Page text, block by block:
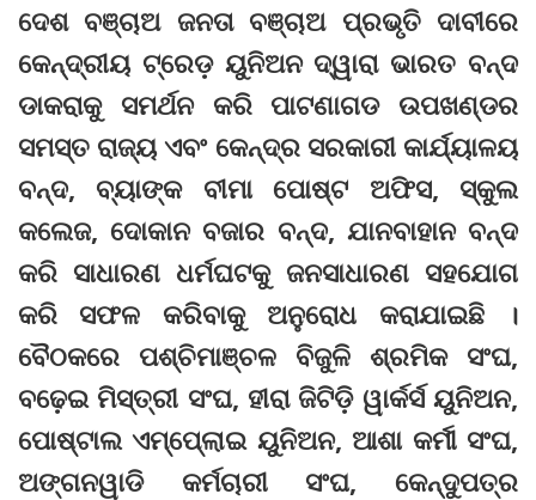
ଦେଶ ବଞ୍ଚାଅ ଜନତା ବଞ୍ଚାଅ ପ୍ରଭୃତି ଦାବୀରେ
କେନ୍ଦ୍ରୀୟ ଟ୍ରେଡ଼ ୟୁନିଅନ ଦ୍ୱାରା ଭାରତ ବନ୍ଦ
ଡାକରାକୁ ସମର୍ଥନ କରି ପାଟଣାଗଡ ଉପଖଣ୍ଡର
ସମସ୍ତ ରାଜ୍ୟ ଏବଂ କେନ୍ଦ୍ର ସରକାରୀ କାର୍ଯ୍ୟାଳୟ
ବନ୍ଦ, ବ୍ୟାଙ୍କ ବୀମା ପୋଷ୍ଟ ଅଫିସ, ସ୍କୁଲ
କଲେଜ, ଦୋକାନ ବଜାର ବନ୍ଦ, ଯାନବାହାନ ବନ୍ଦ
କରି ସାଧାରଣ ଧର୍ମଘଟକୁ ଜନସାଧାରଣ ସହଯୋଗ
କରି ସଫଳ କରିବାକୁ ଅନୁରୋଧ କରାଯାଇଛି ।
ବୈଠକରେ ପଶ୍ଚିମାଞ୍ଚଳ ବିଜୁଳି ଶ୍ରମିକ ସଂଘ,
ବଢ଼େଇ ମିସ୍ତ୍ରୀ ସଂଘ, ହୀରା ଜିଟିଡ଼ି ୱାର୍କର୍ସ ୟୁନିଅନ,
ପୋଷ୍ଟାଲ ଏମ୍ପେ୍ଲାଇ ୟୁନିଅନ, ଆଶା କର୍ମୀ ସଂଘ,
ଅଙ୍ଗନୱାଡି କର୍ମଚାରୀ ସଂଘ, କେନ୍ଦୁପତ୍ର